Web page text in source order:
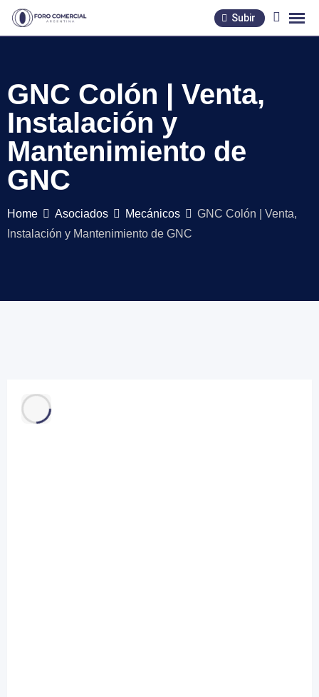
Skip
Subir
GNC Colón | Venta,
Instalación y
Mantenimiento de
GNC
Home Asociados Mecánicos
GNC Colón | Venta,
Instalación y Mantenimiento de GNC